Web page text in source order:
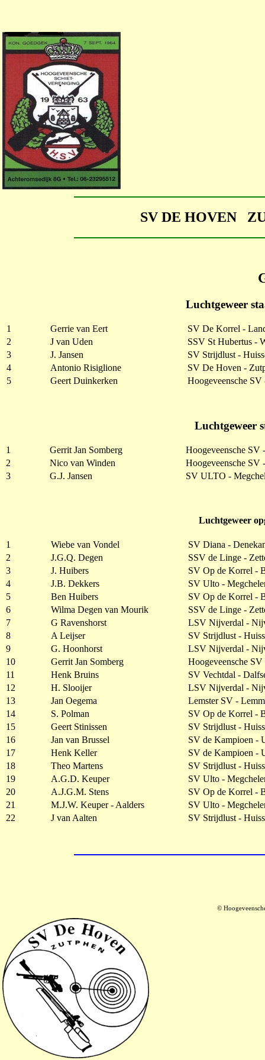
SV DE HOVEN
Luchtgeweer
1 Gerrie van Eert
SV De Korrel -
2
J van Uden
SSV St Hubertus -
3
J. Jansen
SV Strijdlust -
4
Antonio Risiglione
SV De Hoven -
5
Geert Duinkerken Hoogeveensche SV
Luchtgeweer
1 Gerrit Jan Somberg
Hoogeveensche SV
2
Nico van Winden
Hoogeveensche SV
3
G.J. Jansen SV ULTO -
Luchtgeweer
1 Wiebe van Vondel
SV Diana -
2
J.G.Q. Degen
SSV de Linge -
3
J. Huibers
SV Op de Korrel -
4
J.B. Dekkers
SV Ulto -
5
Ben Huibers
SV Op de Korrel -
6
Wilma Degen van Mourik
SSV de Linge -
7
G Ravenshorst
LSV Nijverdal -
8
A Leijser
SV Strijdlust -
9
G. Hoonhorst
LSV Nijverdal -
10
Gerrit Jan Somberg
Hoogeveensche
11
Henk Bruins
SV Vechtdal -
12
H. Slooijer
LSV Nijverdal -
13
Jan Oegema
Lemster SV -
14
S. Polman
SV Op de Korrel -
15
Geert Stinissen
SV Strijdlust -
16
Jan van Brussel
SV de Kampioen -
17
Henk Keller
SV de Kampioen -
18
Theo Martens
SV Strijdlust -
19
A.G.D. Keuper
SV Ulto -
20
A.J.G.M. Stens
SV Op de Korrel -
21
M.J.W. Keuper - Aalders
SV Ulto -
22
J van Aalten SV Strijdlust -
©